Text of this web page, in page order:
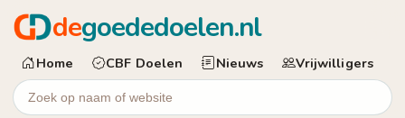
degoededoelen.nl
Home CBF Doelen Nieuws Vrijwilligers